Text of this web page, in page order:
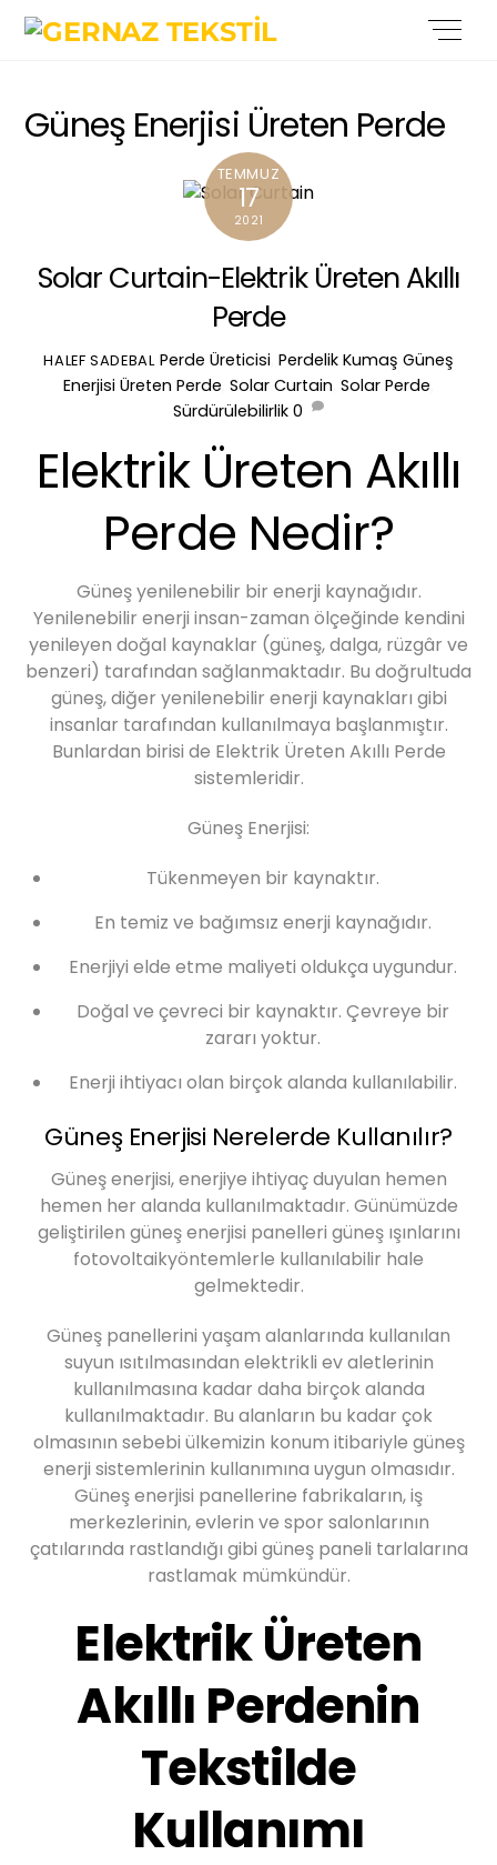
Skip
Güneş Enerjisi Üreten Perde
TEMMUZ
17
2021
Solar Curtain-Elektrik Üreten Akıllı
Perde
HALEF SADEBAL Perde Üreticisi Perdelik Kumaş Güneş
Enerjisi Üreten Perde Solar Curtain Solar Perde
Sürdürülebilirlik 0
Elektrik Üreten Akıllı
Perde Nedir?
Güneş yenilenebilir bir enerji kaynağıdır.
Yenilenebilir enerji insan-zaman ölçeğinde kendini
yenileyen doğal kaynaklar (güneş, dalga, rüzgâr ve
benzeri) tarafından sağlanmaktadır. Bu doğrultuda
güneş, diğer yenilenebilir enerji kaynakları gibi
insanlar tarafından kullanılmaya başlanmıştır.
Bunlardan birisi de Elektrik Üreten Akıllı Perde
sistemleridir.
Güneş Enerjisi:
Tükenmeyen bir kaynaktır.
En temiz ve bağımsız enerji kaynağıdır.
Enerjiyi elde etme maliyeti oldukça uygundur.
Doğal ve çevreci bir kaynaktır. Çevreye bir
zararı yoktur.
Enerji ihtiyacı olan birçok alanda kullanılabilir.
Güneş Enerjisi Nerelerde Kullanılır?
Güneş enerjisi, enerjiye ihtiyaç duyulan hemen
hemen her alanda kullanılmaktadır. Günümüzde
geliştirilen güneş enerjisi panelleri güneş ışınlarını
fotovoltaikyöntemlerle kullanılabilir hale
gelmektedir.
Güneş panellerini yaşam alanlarında kullanılan
suyun ısıtılmasından elektrikli ev aletlerinin
kullanılmasına kadar daha birçok alanda
kullanılmaktadır. Bu alanların bu kadar çok
olmasının sebebi ülkemizin konum itibariyle güneş
enerji sistemlerinin kullanımına uygun olmasıdır.
Güneş enerjisi panellerine fabrikaların, iş
merkezlerinin, evlerin ve spor salonlarının
çatılarında rastlandığı gibi güneş paneli tarlalarına
rastlamak mümkündür.
Elektrik Üreten
Akıllı Perdenin
Tekstilde
Kullanımı
Back
To